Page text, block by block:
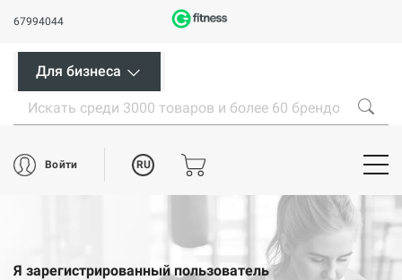
67994044
Для бизнеса
Войти RU
Я зарегистрированный пользователь